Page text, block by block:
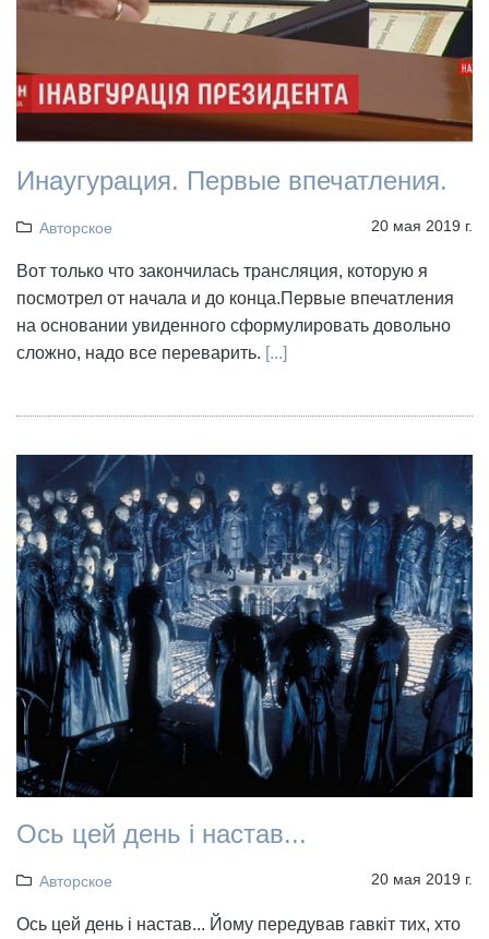
Инаугурация. Первые впечатления.
Авторское 20 мая 2019 г.
Вот только что закончилась трансляция, которую я
посмотрел от начала и до конца.Первые впечатления
на основании увиденного сформулировать довольно
сложно, надо все переварить. [...]
Ось цей день і настав...
Авторское 20 мая 2019 г.
Ось цей день і настав... Йому передував гавкіт тих, хто